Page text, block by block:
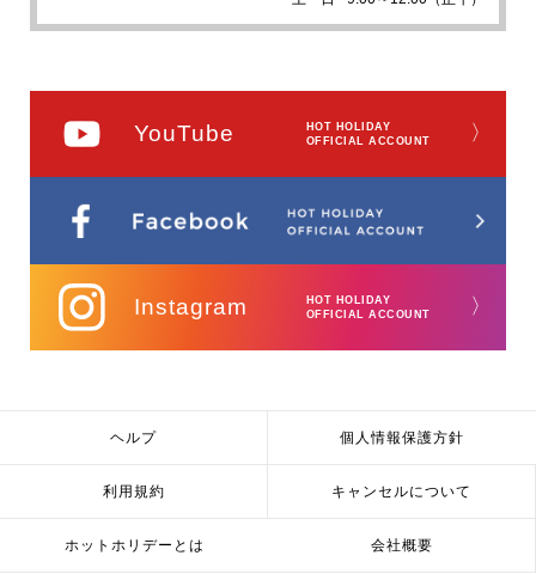
YouTube
HOT HOLIDAY
OFFICIAL ACCOUNT
〉
Instagram
HOT HOLIDAY
OFFICIAL ACCOUNT
〉
ヘルプ 個人情報保護方針
利用規約 キャンセルについて
ホットホリデーとは 会社概要